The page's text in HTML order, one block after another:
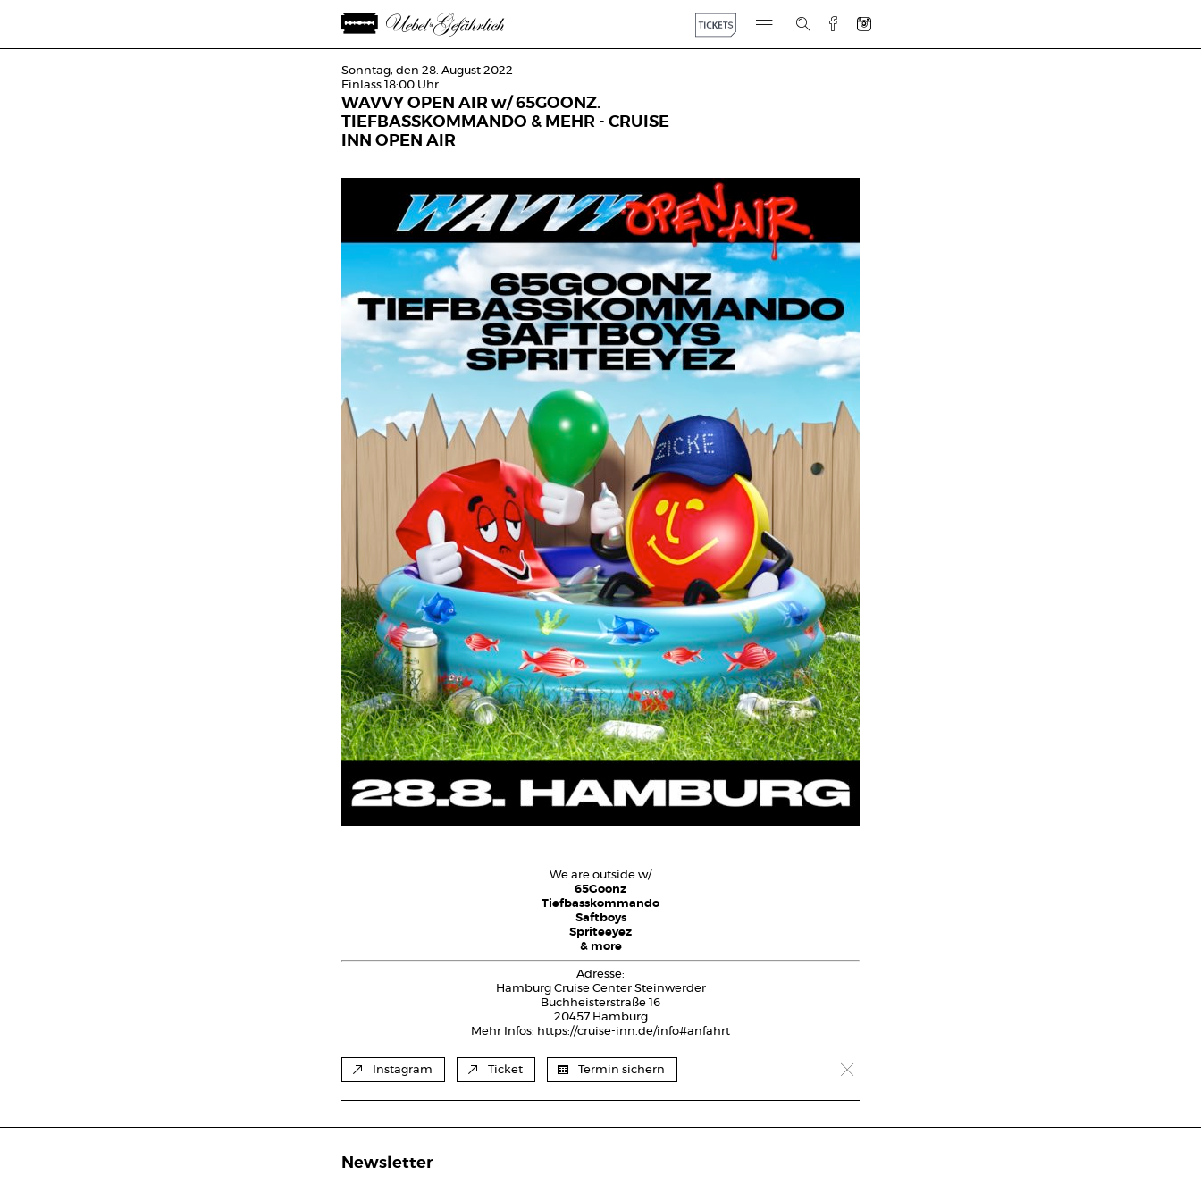
Sonntag, den 28. August 2022
Einlass 18:00 Uhr
WAVVY OPEN AIR w/ 65GOONZ.
TIEFBASSKOMMANDO & MEHR - CRUISE
INN OPEN AIR
We are outside w/
65Goonz
Tiefbasskommando
Saftboys
Spriteeyez
& more
Adresse:
Hamburg Cruise Center Steinwerder
Buchheisterstraße 16
20457 Hamburg
Mehr Infos: https://cruise-inn.de/info#anfahrt
Instagram Ticket Termin sichern
Newsletter